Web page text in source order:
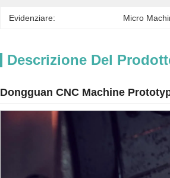
Evidenziare: Micro
Descrizione Del
Dongguan CNC Machine